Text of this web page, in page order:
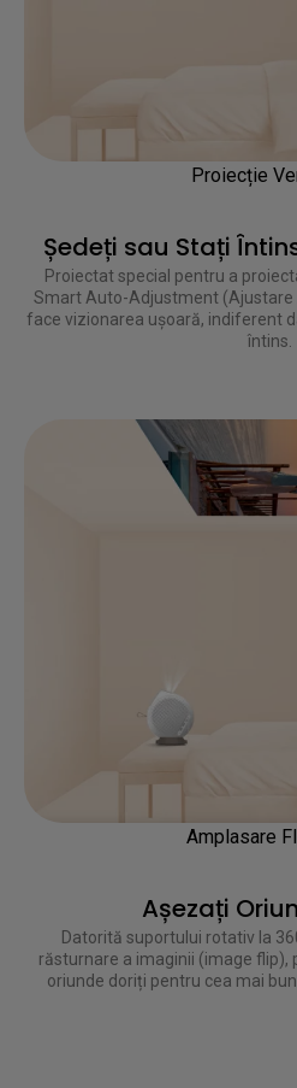
Ședeți sau Stați
Proiecție
Proiectat special pentru a
Smart Auto-Adjustment
face vizionarea ușoară, indiferent
Așezați
Amplasare
Datorită suportului rotativ la
răsturnare a imaginii (image flip),